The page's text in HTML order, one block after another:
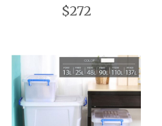
$272